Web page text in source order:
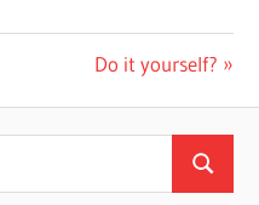
Nächster
Do it yourself?
Suchen